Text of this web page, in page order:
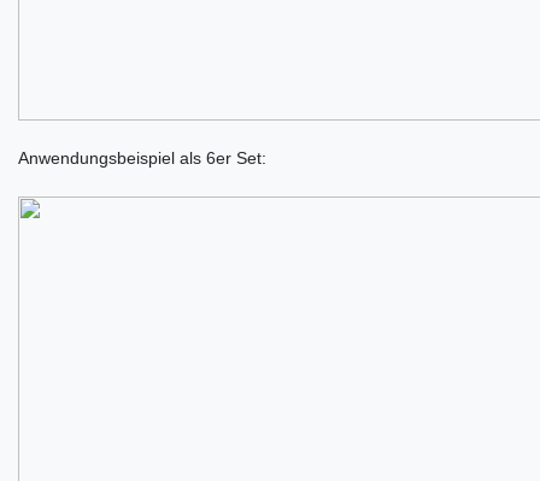
Anwendungsbeispiel als 6er Set: